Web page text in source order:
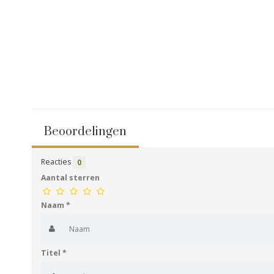
Beoordelingen
Reacties
0
Aantal sterren
Naam *
Titel *